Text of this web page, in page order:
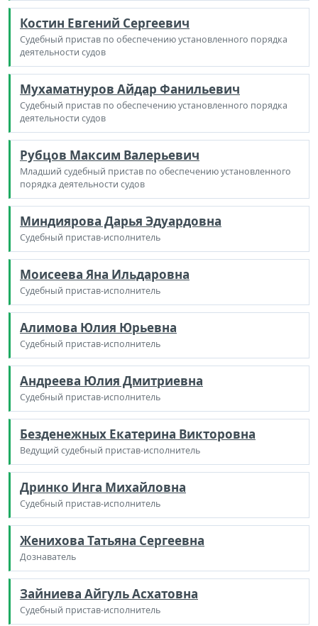
Костин Евгений Сергеевич
Судебный пристав по обеспечению установленного порядка
деятельности судов
Мухаматнуров Айдар Фанильевич
Судебный пристав по обеспечению установленного порядка
деятельности судов
Рубцов Максим Валерьевич
Младший судебный пристав по обеспечению установленного
порядка деятельности судов
Миндиярова Дарья Эдуардовна
Судебный пристав-исполнитель
Моисеева Яна Ильдаровна
Судебный пристав-исполнитель
Алимова Юлия Юрьевна
Судебный пристав-исполнитель
Андреева Юлия Дмитриевна
Судебный пристав-исполнитель
Безденежных Екатерина Викторовна
Ведущий судебный пристав-исполнитель
Дринко Инга Михайловна
Судебный пристав-исполнитель
Женихова Татьяна Сергеевна
Дознаватель
Зайниева Айгуль Асхатовна
Судебный пристав-исполнитель